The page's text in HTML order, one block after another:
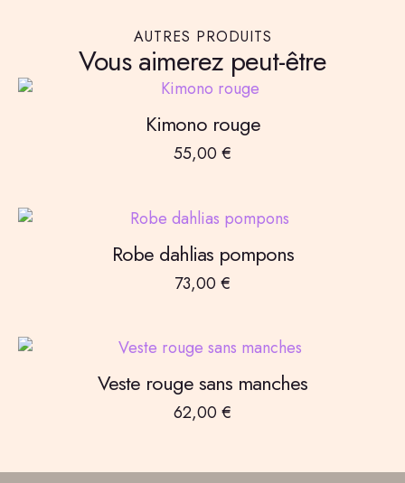
AUTRES PRODUITS
Vous aimerez peut-être
Kimono rouge
55,00 €
Robe dahlias pompons
73,00 €
Veste rouge sans manches
62,00 €